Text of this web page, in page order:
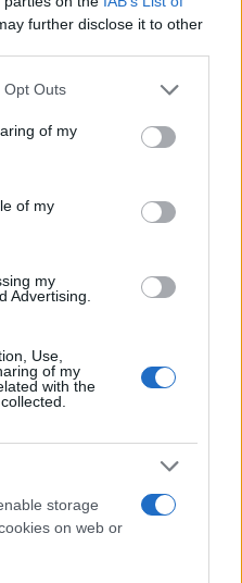
further disclose it to other
uses one or more Google
behaviour. You may click to
and its third-party tags to
purposes in below Google
Opt Outs
of my
of my
my
Advertising.
Use,
of my
with the
storage
on web or
hadjáratot hirdetett az
a Kreml
A hodinkai
majálison történt
embert tapostak
konferencia,
fogadtak el főként
252 férőhelyes
népkönyvtárat is
a krími tatárok
sportrepülőnő,
átlépte a